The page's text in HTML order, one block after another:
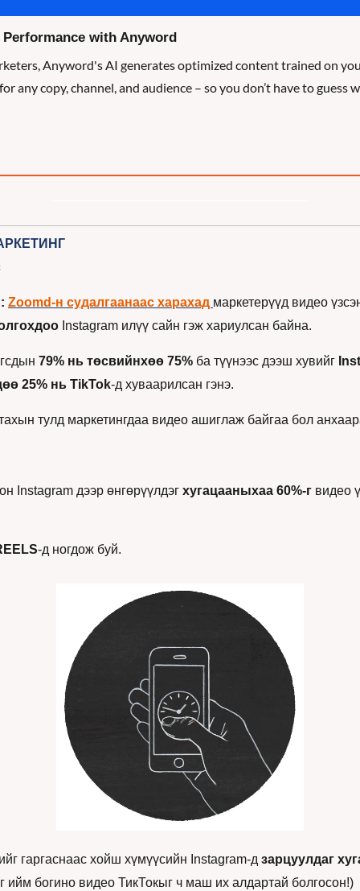
with Anyword
Anyword's AI generates optimized content trained on
any copy, channel, and audience – so you don’t have to guess
Zoomd-н судалгаанаас харахад маркетерүүд видео
Instagram илүү сайн гэж хариулсан байна.
79% нь төсвийнхөө 75% ба түүнээс дээш хувийг
25% нь TikTok-д хуваарилсан гэнэ.
тулд маркетингдаа видео ашиглаж байгаа бол
Instagram дээр өнгөрүүлдэг хугацааныхаа 60%-г видео
-д ногдож буй.
гаргаснаас хойш хүмүүсийн Instagram-д зарцуулдаг
ийм богино видео ТикТокыг ч маш их алдартай болгосон!)